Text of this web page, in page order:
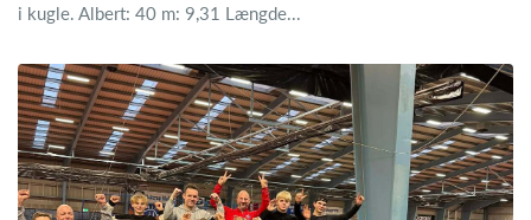
i kugle. Albert: 40 m: 9,31 Længde...